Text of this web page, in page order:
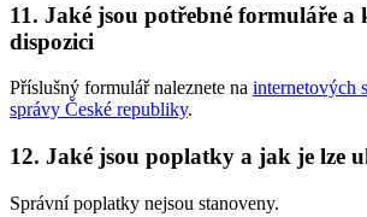
11. Jaké jsou potřebné formuláře a
dispozici
Příslušný formulář naleznete na internetových
správy České republiky.
12. Jaké jsou poplatky a jak je lze
Správní poplatky nejsou stanoveny.